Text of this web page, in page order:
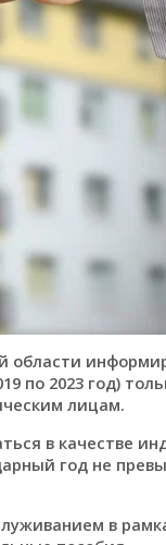
области
по 2023 год)
лицам.
в качестве
год не
в